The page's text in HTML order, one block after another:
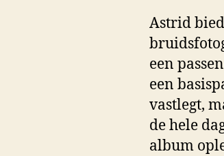
Astrid
een
een
vastlegt,
de hele
album